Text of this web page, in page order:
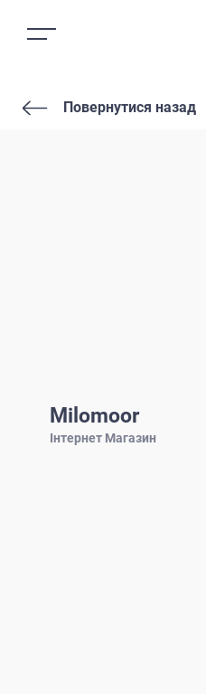
Повернутися назад
Milomoor
Інтернет Магазин